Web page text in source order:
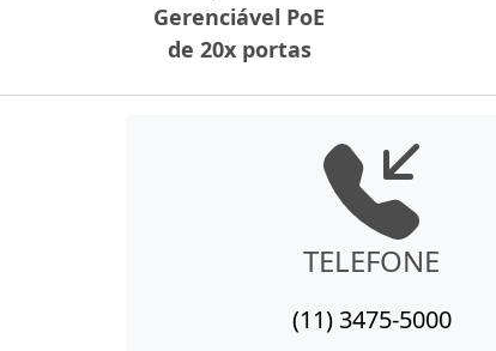
Gerenciável PoE
de 20x portas
TELEFONE
(11) 3475-5000